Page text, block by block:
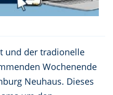
und der tradionelle
Wochenende
Neuhaus. Dieses